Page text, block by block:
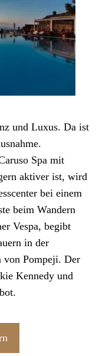
und Luxus. Da ist
Spa mit
aktiver ist, wird
bei einem
beim Wandern
Vespa, begibt
in der
von Pompeji. Der
Kennedy und